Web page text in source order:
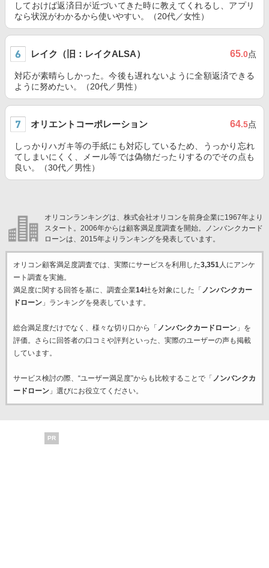
しておけば返済日が近づいてきた時に教えてくれるし、アプリ
なら状況がわかるから使いやすい。（20代／女性）
レイク（旧：レイクALSA） 65.0点
対応が素晴らしかった。今後も遅れないように全額返済できる
ように努めたい。（20代／男性）
オリエントコーポレーション 64.5点
しっかりハガキ等の手紙にも対応しているため、うっかり忘れ
てしまいにくく、メール等では偽物だったりするのでその点も
良い。（30代／男性）
オリコンランキングは、株式会社オリコンを前身企業に1967年より
スタート。2006年からは顧客満足度調査を開始。ノンバンクカード
ローンは、2015年よりランキングを発表しています。
オリコン顧客満足度調査では、実際にサービスを利用した3,351人にアンケ
ート調査を実施。
満足度に関する回答を基に、調査企業14社を対象にした「 ノンバンクカー
ドローン」ランキングを発表しています。
総合満足度だけでなく、様々な切り口から「 ノンバンクカードローン」を
評価。さらに回答者の口コミや評判といった、実際のユーザーの声も掲載
しています。
サービス検討の際、“ユーザー満足度”からも比較することで「 ノンバンクカ
ードローン」選びにお役立てください。
PR